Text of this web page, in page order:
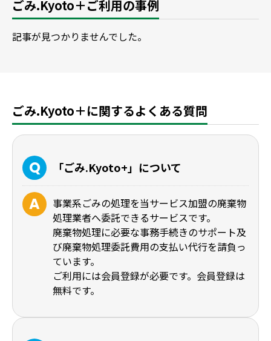
ごみ.Kyoto＋ご利用の事例
記事が見つかりませんでした。
ごみ.Kyoto＋に関するよくある質問
「ごみ.Kyoto+」について
事業系ごみの処理を当サービス加盟の廃棄物
処理業者へ委託できるサービスです。
廃棄物処理に必要な事務手続きのサポート及
び廃棄物処理委託費用の支払い代行を請負っ
ています。
ご利用には会員登録が必要です。会員登録は
無料です。